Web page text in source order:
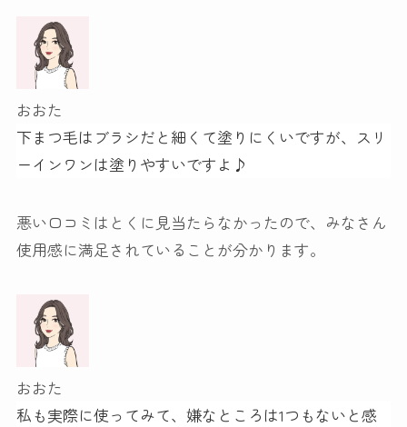
おおた
下まつ毛はブラシだと細くて塗りにくいですが、スリ
ーインワンは塗りやすいですよ♪
悪い口コミはとくに見当たらなかったので、みなさん
使用感に満足されていることが分かります。
おおた
私も実際に使ってみて、嫌なところは1つもないと感